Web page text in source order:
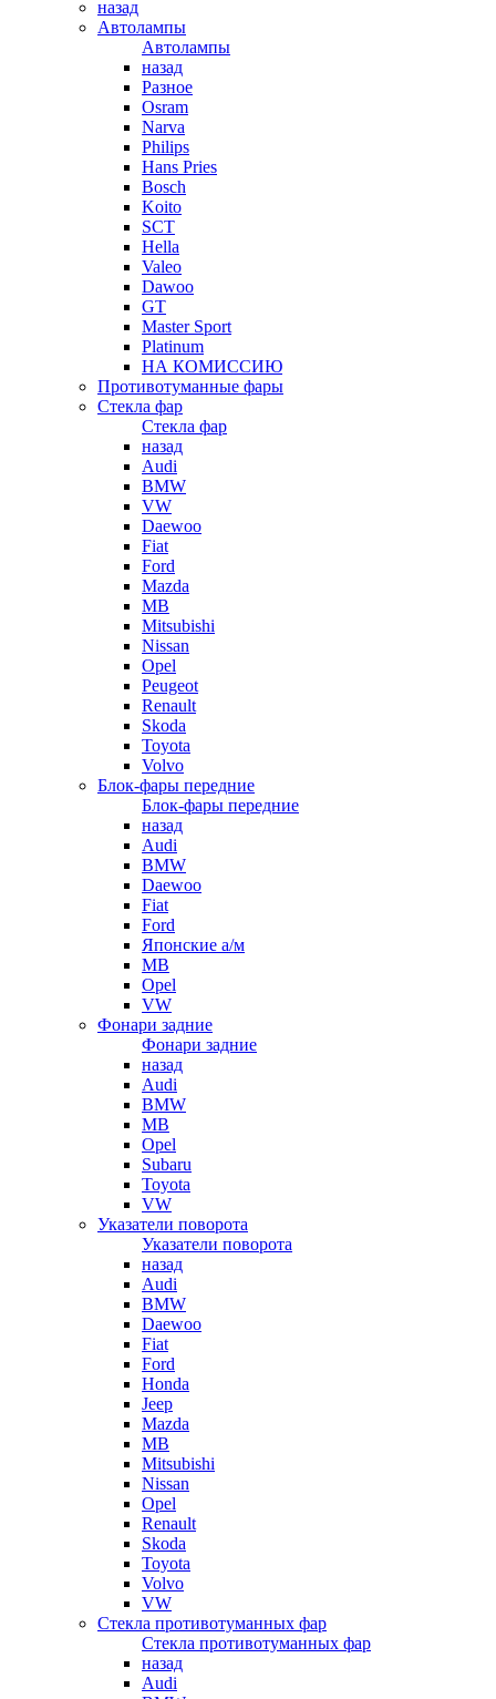
назад
Автолампы
Автолампы
назад
Разное
Osram
Narva
Philips
Hans Pries
Bosch
Koito
SCT
Hella
Valeo
Dawoo
GT
Master Sport
Platinum
НА КОМИССИЮ
Противотуманные фары
Стекла фар
Стекла фар
назад
Audi
BMW
VW
Daewoo
Fiat
Ford
Mazda
MB
Mitsubishi
Nissan
Opel
Peugeot
Renault
Skoda
Toyota
Volvo
Блок-фары передние
Блок-фары передние
назад
Audi
BMW
Daewoo
Fiat
Ford
Японские а/м
MB
Opel
VW
Фонари задние
Фонари задние
назад
Audi
BMW
MB
Opel
Subaru
Toyota
VW
Указатели поворота
Указатели поворота
назад
Audi
BMW
Daewoo
Fiat
Ford
Honda
Jeep
Mazda
MB
Mitsubishi
Nissan
Opel
Renault
Skoda
Toyota
Volvo
VW
Стекла противотуманных фар
Стекла противотуманных фар
назад
Audi